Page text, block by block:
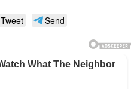
Tweet Send